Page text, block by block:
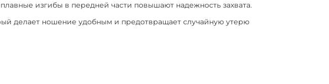
изгибы в передней части повышают надежность захвата.
делает ношение удобным и предотвращает случайную утерю